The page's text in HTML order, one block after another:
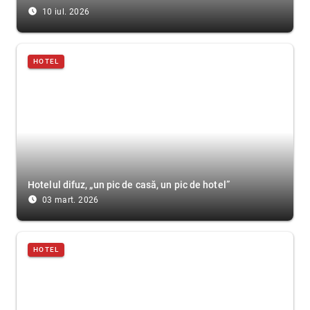
access_time_filled 10 iul. 2026
HOTEL
Hotelul difuz, „un pic de casă, un pic de hotel”
access_time_filled 03 mart. 2026
HOTEL